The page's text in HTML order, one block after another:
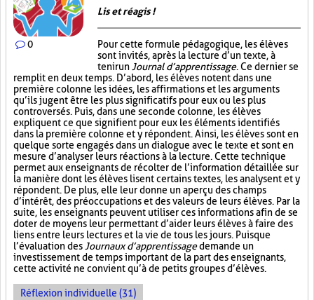
0
Lis et réagis !
Pour cette formule pédagogique, les élèves
sont invités, après la lecture d’un texte, à
tenir un Journal d’apprentissage. Ce dernier se
remplit en deux temps. D’abord, les élèves notent dans une
première colonne les idées, les affirmations et les arguments
qu’ils jugent être les plus significatifs pour eux ou les plus
controversés. Puis, dans une seconde colonne, les élèves
expliquent ce que signifient pour eux les éléments identifiés
dans la première colonne et y répondent. Ainsi, les élèves sont en
quelque sorte engagés dans un dialogue avec le texte et sont en
mesure d’analyser leurs réactions à la lecture. Cette technique
permet aux enseignants de récolter de l’information détaillée sur
la manière dont les élèves lisent certains textes, les analysent et y
répondent. De plus, elle leur donne un aperçu des champs
d’intérêt, des préoccupations et des valeurs de leurs élèves. Par la
suite, les enseignants peuvent utiliser ces informations afin de se
doter de moyens leur permettant d’aider leurs élèves à faire des
liens entre leurs lectures et la vie de tous les jours. Puisque
l’évaluation des Journaux d’apprentissagedemande un
investissement de temps important de la part des enseignants,
cette activité ne convient qu’à de petits groupes d’élèves.
Réflexion individuelle (31)